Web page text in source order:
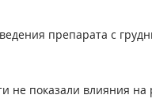
препарата с
не показали влияния